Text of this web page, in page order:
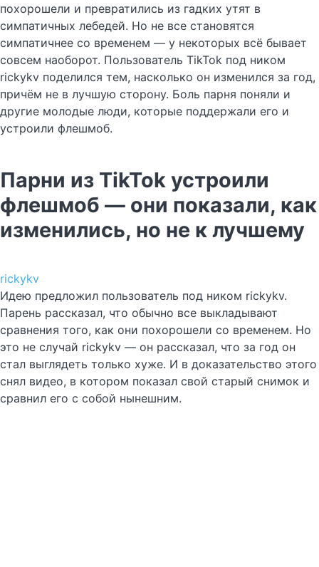
похорошели и превратились из гадких утят в
симпатичных лебедей. Но не все становятся
симпатичнее со временем — у некоторых всё бывает
совсем наоборот. Пользователь TikTok под ником
rickykv поделился тем, насколько он изменился за год,
причём не в лучшую сторону. Боль парня поняли и
другие молодые люди, которые поддержали его и
устроили флешмоб.
Парни из TikTok устроили
флешмоб — они показали, как
изменились, но не к лучшему
rickykv
Идею предложил пользователь под ником rickykv.
Парень рассказал, что обычно все выкладывают
сравнения того, как они похорошели со временем. Но
это не случай rickykv — он рассказал, что за год он
стал выглядеть только хуже. И в доказательство этого
снял видео, в котором показал свой старый снимок и
сравнил его с собой нынешним.